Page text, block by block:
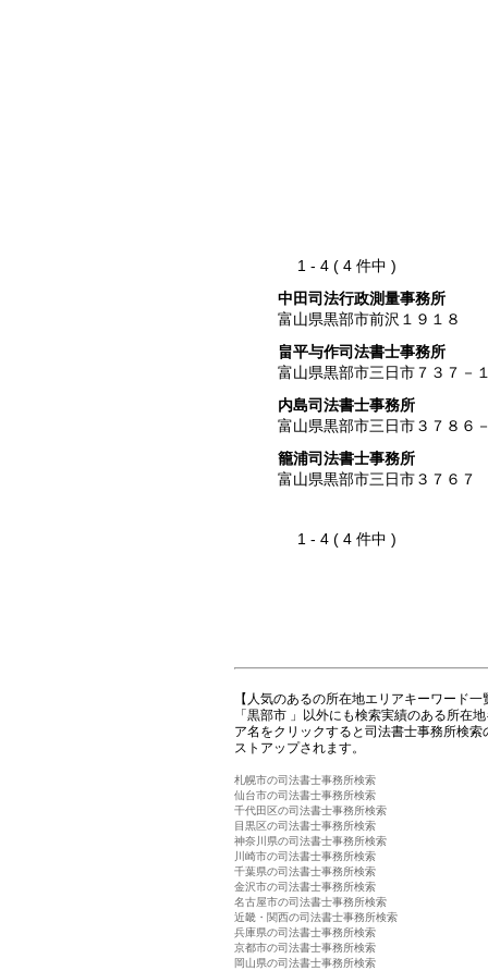
1 - 4 ( 4 件中 )
中田司法行政測量事務所
富山県黒部市前沢１９１８
畠平与作司法書士事務所
富山県黒部市三日市７３７－
内島司法書士事務所
富山県黒部市三日市３７８６
籠浦司法書士事務所
富山県黒部市三日市３７６７
1 - 4 ( 4 件中 )
【人気のあるの所在地エリアキーワード一
「黒部市 」以外にも検索実績のある所在
ア名をクリックすると司法書士事務所検
ストアップされます。
札幌市の司法書士事務所検索
仙台市の司法書士事務所検索
千代田区の司法書士事務所検索
目黒区の司法書士事務所検索
神奈川県の司法書士事務所検索
川崎市の司法書士事務所検索
千葉県の司法書士事務所検索
金沢市の司法書士事務所検索
名古屋市の司法書士事務所検索
近畿・関西の司法書士事務所検索
兵庫県の司法書士事務所検索
京都市の司法書士事務所検索
岡山県の司法書士事務所検索